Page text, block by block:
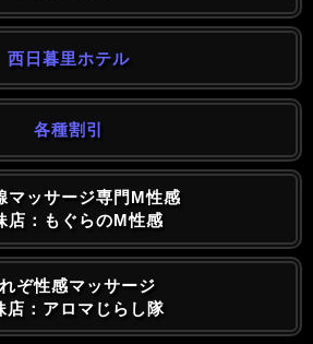
西日暮里ホテル
各種割引
マッサージ専門M性感
店：もぐらのM性感
ぞ性感マッサージ
店：アロマじらし隊